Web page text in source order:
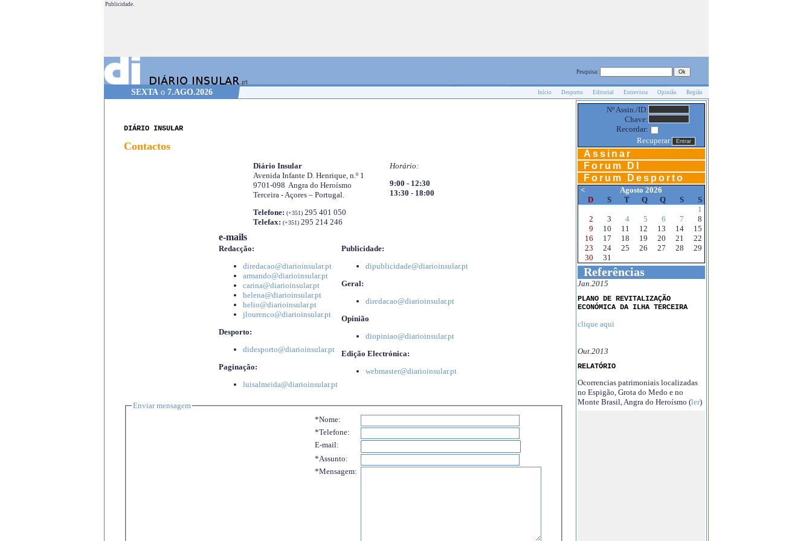
Publicidade.
Pesquisa:
SEXTAo 7.AGO.2026 Início Desporto Editorial Entrevista Opinião Região
DIÁRIO INSULAR
Contactos
Diário Insular
Avenida Infante D. Henrique, n.º 1
9701-098 Angra do Heroísmo
Terceira - Açores – Portugal.
Telefone: (+351)295 401 050
Telefax: (+351)295 214 246
Horário:
9:00 - 12:30
13:30 - 18:00
e-mails
Redacção:
diredacao@diarioinsular.pt
armando@diarioinsular.pt
carina@diarioinsular.pt
helena@diarioinsular.pt
helio@diarioinsular.pt
jlourenco@diarioinsular.pt
Desporto:
didesporto@diarioinsular.pt
Paginação:
luisalmeida@diarioinsular.pt
Publicidade:
dipublicidade@diarioinsular.pt
Geral:
diredacao@diarioinsular.pt
Opinião
diopiniao@diarioinsular.pt
Edição Electrónica:
webmaster@diarioinsular.pt
Enviar mensagem
*Nome:
*Telefone:
E-mail:
*Assunto:
*Mensagem:
Nº Assin./ID:
Chave:
Recordar:
Recuperar
Assinar
Forum DI
Forum Desporto
<
Agosto 2026
D
S T Q Q S
S
1
2
3 4 5 6 7
8
9
10 11 12 13 14
15
16
17 18 19 20 21
22
23
24 25 26 27 28
29
30
31
Referências
Jan.2015
PLANO DE REVITALIZAÇÃO
ECONÓMICA DA ILHA TERCEIRA
clique aqui
Out.2013
RELATÓRIO
Ocorrencias patrimoniais localizadas
no Espigão, Grota do Medo e no
Monte Brasil, Angra do Heroísmo (ler)